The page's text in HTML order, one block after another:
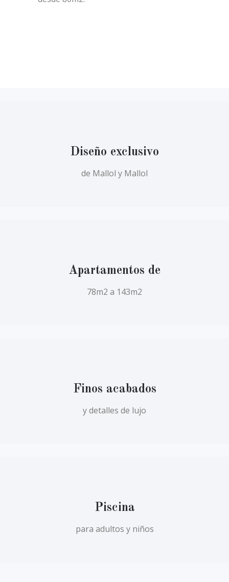
Diseño exclusivo
de Mallol y Mallol
Apartamentos de
78m2 a 143m2
Finos acabados
y detalles de lujo
Piscina
para adultos y niños